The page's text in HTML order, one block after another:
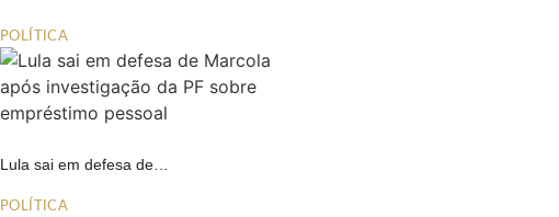
POLÍTICA
Lula sai em defesa de…
POLÍTICA